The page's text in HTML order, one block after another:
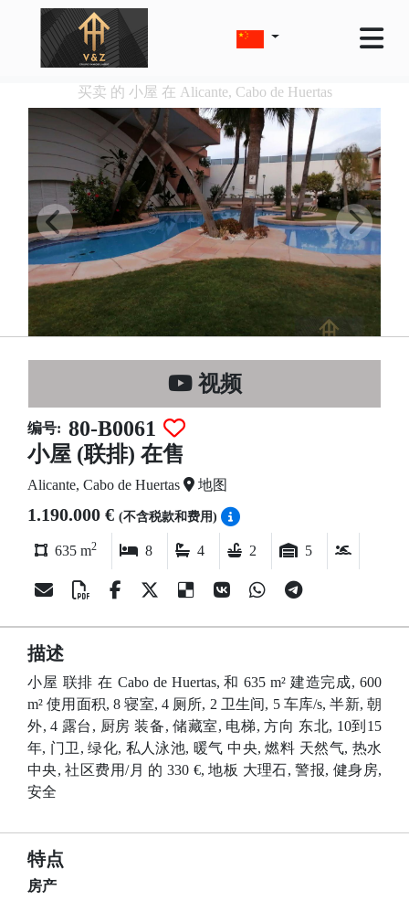
买卖 的 小屋 在 Alicante, Cabo de Huertas
视频
编号: 80-B0061
小屋 (联排) 在售
Alicante, Cabo de Huertas 地图
1.190.000 € (不含税款和费用)
635 m2 8 4 2 5
描述
小屋 联排 在 Cabo de Huertas, 和 635 m² 建造完成, 600
m² 使用面积, 8 寝室, 4 厕所, 2 卫生间, 5 车库/s, 半新, 朝
外, 4 露台, 厨房 装备, 储藏室, 电梯, 方向 东北, 10到15
年, 门卫, 绿化, 私人泳池, 暖气 中央, 燃料 天然气, 热水
中央, 社区费用/月 的 330 €, 地板 大理石, 警报, 健身房,
安全
特点
房产